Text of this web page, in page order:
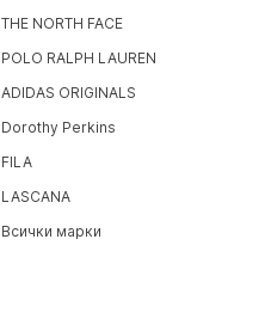
THE NORTH FACE
POLO RALPH LAUREN
ADIDAS ORIGINALS
Dorothy Perkins
FILA
LASCANA
Всички марки